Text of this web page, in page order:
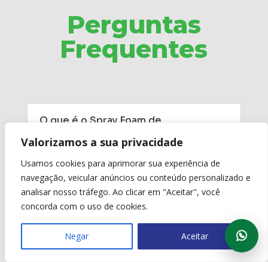
Valorizamos a sua privacidade
Usamos cookies para aprimorar sua experiência de
navegação, veicular anúncios ou conteúdo personalizado e
analisar nosso tráfego. Ao clicar em "Aceitar", você
concorda com o uso de cookies.
Negar Aceitar
Perguntas
Frequentes
O que é o Spray Foam de
nada mais é do que um jato de spray em espuma
antichamas que é usado para vedação térmica e
acústica de diversos tipos de construções e
aplicações.
Poliuretano da AGI do Brasil